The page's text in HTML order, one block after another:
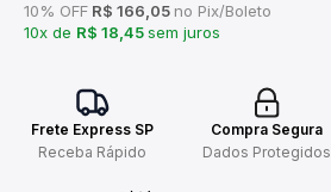
10% OFF R$ 166,05 no Pix/Boleto
10x de R$ 18,45sem juros
Frete Express SP
Receba Rápido
Compra Segura
Dados Protegidos